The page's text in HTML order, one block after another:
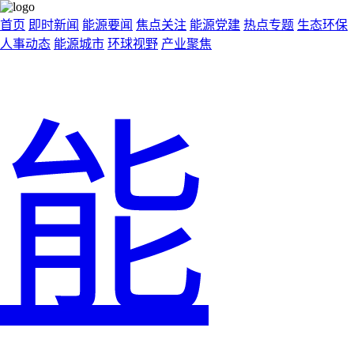
首页 即时新闻 能源要闻 焦点关注 能源党建 热点专题 生态环保
人事动态 能源城市 环球视野 产业聚焦
能